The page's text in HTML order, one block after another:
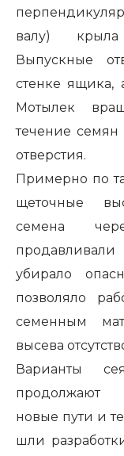
валу) крыла
Выпускные
стенке ящика,
Мотылек
течение семян
отверстия.
Примерно по
щеточные
семена
убирало
позволяло
семенным
высева
Варианты
продолжают
новые пути и
шли